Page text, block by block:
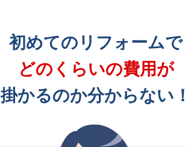
初めてのリフォームで
どのくらいの費用が
掛かるのか分からない！